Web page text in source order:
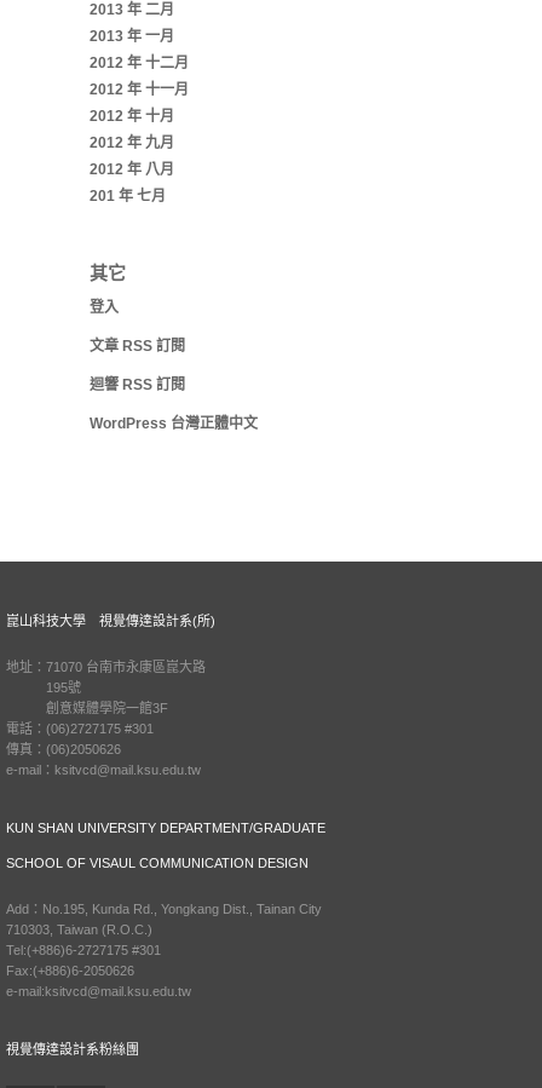
2013 年 二月
2013 年 一月
2012 年 十二月
2012 年 十一月
2012 年 十月
2012 年 九月
2012 年 八月
201 年 七月
其它
登入
文章 RSS 訂閱
迴響 RSS 訂閱
WordPress 台灣正體中文
崑山科技大學 視覺傳達設計系(所)
地址：71070 台南市永康區崑大路
195號
創意媒體學院一館3F
電話：(06)2727175 #301
傳真：(06)2050626
e-mail：ksitvcd@mail.ksu.edu.tw
KUN SHAN UNIVERSITY DEPARTMENT/GRADUATE
SCHOOL OF VISAUL COMMUNICATION DESIGN
Add：No.195, Kunda Rd., Yongkang Dist., Tainan City
710303, Taiwan (R.O.C.)
Tel:(+886)6-2727175 #301
Fax:(+886)6-2050626
e-mail:ksitvcd@mail.ksu.edu.tw
視覺傳達設計系粉絲團